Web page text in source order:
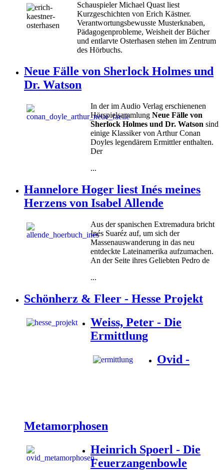
Schauspieler Michael Quast liest
Kurzgeschichten von Erich Kästner.
Verantwortungsbewusste Musterknaben,
Pädagogenprobleme, Weisheit der Bücher
und entlarvte Osterhasen stehen im Zentrum
des Hörbuchs.
Neue Fälle von Sherlock Holmes und
Dr. Watson
In der im Audio Verlag erschienenen
Hörspielsammlung Neue Fälle von
Sherlock Holmes und Dr. Watson sind
einige Klassiker von Arthur Conan
Doyles legendärem Ermittler enthalten.
Der
...
Hannelore Hoger liest Inés meines
Herzens von Isabel Allende
Aus der spanischen Extremadura bricht
Inés Suaréz auf, um sich der
Massenauswanderung in das neu
entdeckte Lateinamerika aufzumachen.
An der Seite ihres Geliebten Pedro de
...
Schönherz & Fleer - Hesse Projekt
Weiss, Peter - Die
Ermittlung
Ovid -
Metamorphosen
Heinrich Spoerl - Die
Feuerzangenbowle